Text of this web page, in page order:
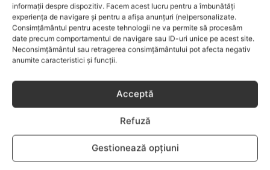
informații despre dispozitiv. Facem acest lucru pentru a îmbunătăți
experiența de navigare și pentru a afișa anunțuri (ne)personalizate.
Consimțământul pentru aceste tehnologii ne va permite să procesăm
date precum comportamentul de navigare sau ID-uri unice pe acest site.
Neconsimțământul sau retragerea consimțământului pot afecta negativ
anumite caracteristici și funcții.
Acceptă
Refuză
Gestionează opțiuni
Christmas Fair
Easter Bazaar
Talent Show
Scoala parintilor
Scoala de vara incepe in data de 1 iulie si se finalizeaza cu un
carnaval pe 31 august .